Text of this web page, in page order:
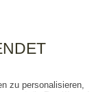
zu personalisieren,